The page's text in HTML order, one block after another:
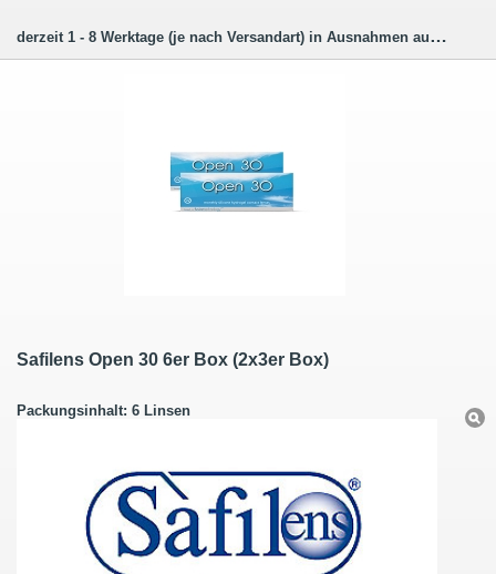
derzeit 1 - 8 Werktage (je nach Versandart) in Ausnahmen auch länger.
Safilens Open 30 6er Box (2x3er Box)
Packungsinhalt: 6 Linsen